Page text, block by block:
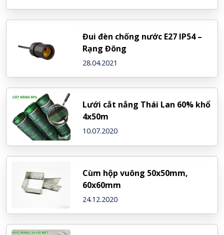
Đui đèn chống nước E27 IP54 –
Rạng Đông
28.04.2021
Lưới cắt nắng Thái Lan 60% khổ
4x50m
10.07.2020
Cùm hộp vuông 50x50mm,
60x60mm
24.12.2020